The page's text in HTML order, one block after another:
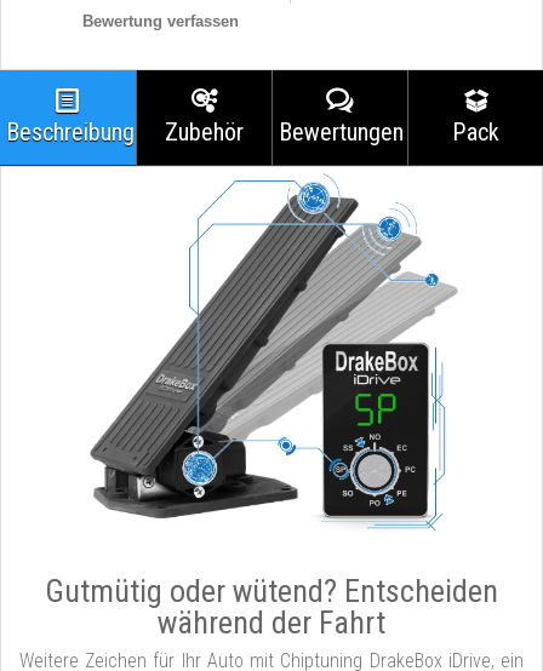
Bewertung verfassen
Beschreibung Zubehör Bewertungen Pack
Gutmütig oder wütend? Entscheiden
während der Fahrt
Weitere Zeichen für Ihr Auto mit Chiptuning DrakeBox iDrive, ein